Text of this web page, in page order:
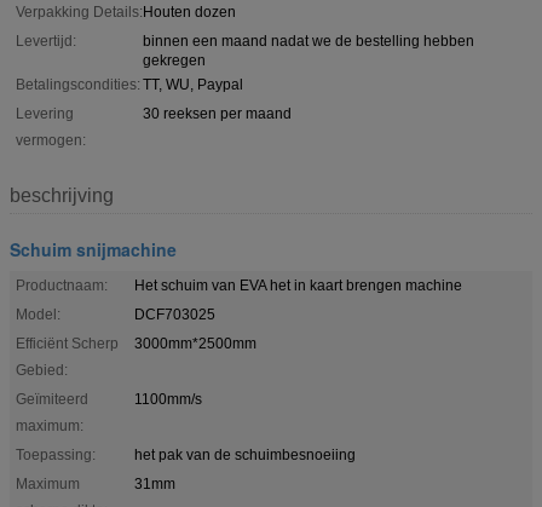
Verpakking Details:Houten dozen
Levertijd:
binnen een maand nadat we de bestelling hebben
gekregen
Betalingscondities: TT, WU, Paypal
Levering
vermogen:
30 reeksen per maand
beschrijving
Schuim snijmachine
Productnaam:
Het schuim van EVA het in kaart brengen machine
Model:
DCF703025
Efficiënt Scherp
Gebied:
3000mm*2500mm
Geïmiteerd
maximum:
1100mm/s
Toepassing:
het pak van de schuimbesnoeiing
Maximum
31mm